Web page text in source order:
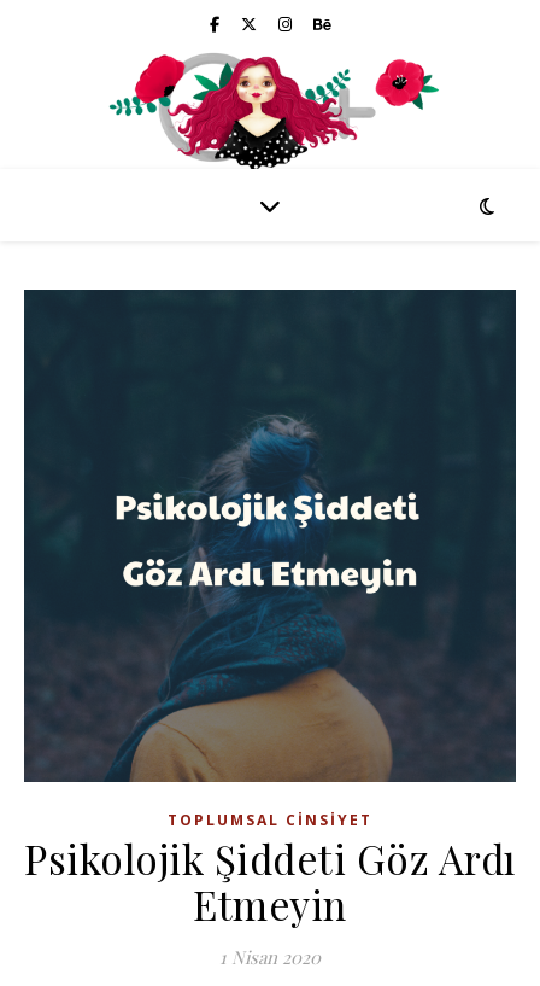
TOPLUMSAL CINSIYET
Psikolojik Şiddeti Göz Ardı
Etmeyin
1 Nisan 2020